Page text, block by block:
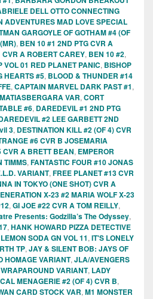
DELL OTTO CONNECTING
ADVENTURES MAD LOVE SPECIAL
GARGOYLE OF GOTHAM #4 (OF
, BEN 10 #1 2ND PTG CVR A
CVR A ROBERT CAREY, BEN 10 #2,
VOL 01 RED PLANET PANIC, BISHOP
HEARTS #5, BLOOD & THUNDER #14
, CAPTAIN MARVEL DARK PAST #1,
VAR, CORT
#6, DAREDEVIL #1 2ND PTG
#2 LEE GARBETT 2ND
3, DESTINATION KILL #2 (OF 4) CVR
#6 CVR B JOSEMARIA
CVR A BRETT BEAN, EMPEROR
TIMMS, FANTASTIC FOUR #10 JONAS
VARIANT, FREE PLANET #13 CVR
IN TOKYO (ONE SHOT) CVR A
X-23 #2 MARIA WOLF X-23
, GI JOE #22 CVR A TOM REILLY,
Presents: Godzilla’s The Odyssey,
, HANK HOWARD PIZZA DETECTIVE
SODA GN VOL 11, IT'S LONELY
TP, JAY & SILENT BOB: JAYS OF
HOMAGE VARIANT, JLA/AVENGERS
VARIANT, LADY
MENAGERIE #2 (OF 4) CVR B,
CARD STOCK VAR, M1 MONSTER